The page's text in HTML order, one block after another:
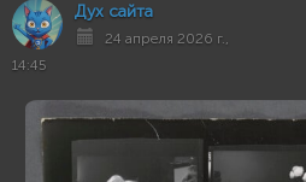
Дух сайта
24 апреля 2026 г.,
14:45